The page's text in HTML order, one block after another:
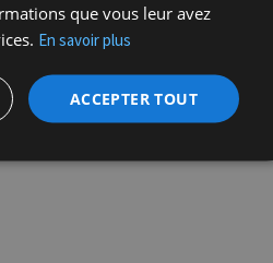
que vous leur avez
En savoir plus
ACCEPTER TOUT